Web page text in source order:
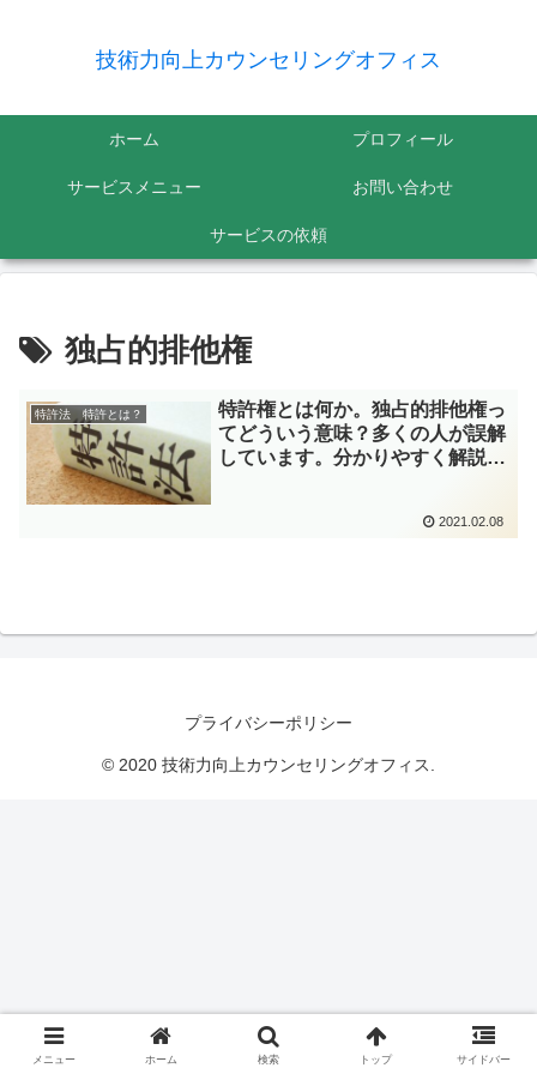
技術力向上カウンセリングオフィス
ホーム プロフィール
サービスメニュー お問い合わせ
サービスの依頼
独占的排他権
特許法 特許とは？
特許権とは何か。独占的排他権っ
てどういう意味？多くの人が誤解
しています。分かりやすく解説し
2021.02.08
プライバシーポリシー
© 2020 技術力向上カウンセリングオフィス.
メニュー ホーム 検索 トップ サイドバー